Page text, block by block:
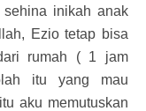
inikah anak
Ezio tetap bisa
rumah ( 1 jam
itu yang mau
aku memutuskan